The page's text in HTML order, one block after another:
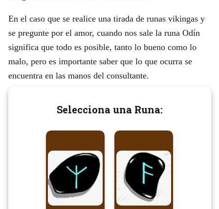
En el caso que se realice una tirada de runas vikingas y
se pregunte por el amor, cuando nos sale la runa Odín
significa que todo es posible, tanto lo bueno como lo
malo, pero es importante saber que lo que ocurra se
encuentra en las manos del consultante.
Selecciona una Runa: